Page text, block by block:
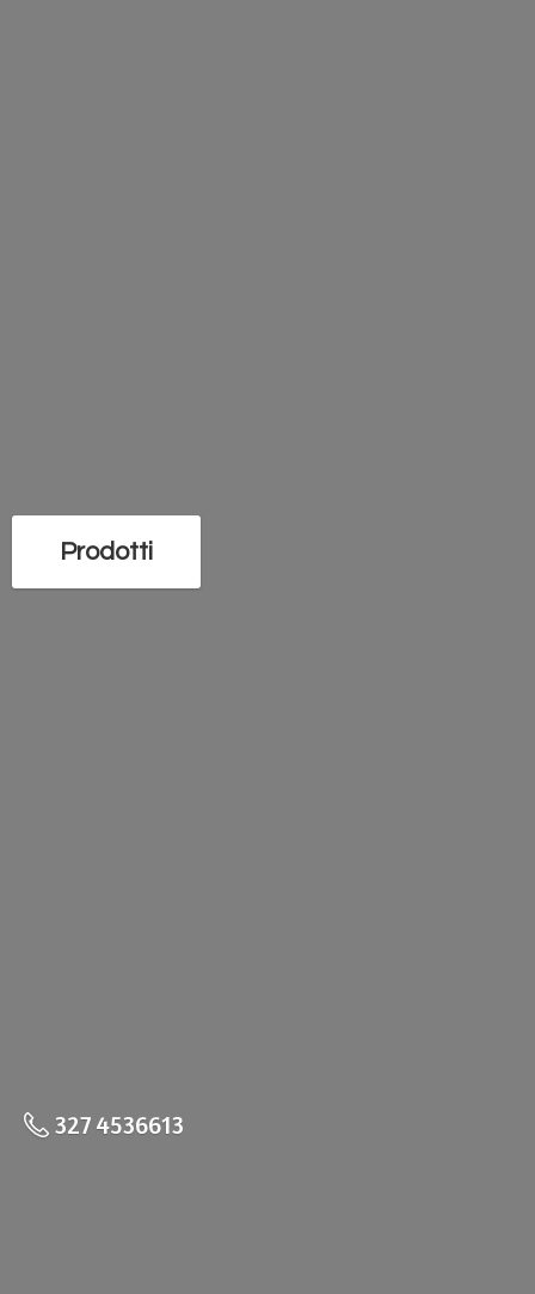
Prodotti
327 4536613